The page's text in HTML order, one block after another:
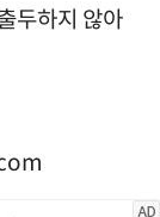
두하지 않아